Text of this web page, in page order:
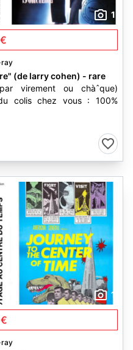
1
ray
(de larry cohen) - rare
virement ou chàˆque)
colis chez vous : 100%
1
ray